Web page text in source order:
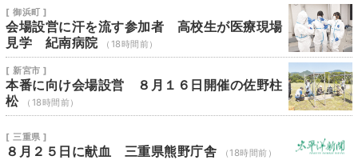
[ 御浜町 ]
会場設営に汗を流す参加者 高校生が医療現場
見学 紀南病院
（18時間前）
[ 新宮市 ]
本番に向け会場設営 ８月１６日開催の佐野柱
松
（18時間前）
[ 三重県 ]
８月２５日に献血 三重県熊野庁舎 （18時間前）